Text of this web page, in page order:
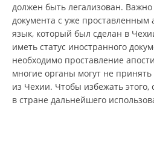
должен быть легализован.
документа с уже проставленным
язык, который был сделан в
иметь статус иностранного
необходимо проставление
многие органы могут не
из Чехии. Чтобы избежать этого,
в стране дальнейшего